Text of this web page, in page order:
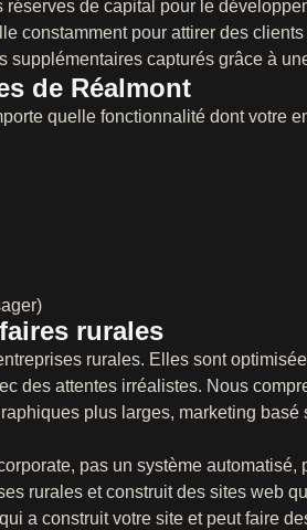
de capital pour le
constamment pour attirer des
capturés grâce à
de Réalmont
quelle fonctionnalité dont votre
rurales
rurales. Elles sont
des attentes irréalistes. Nous
plus larges, marketing
pas un système
rurales et construit des sites web
a construit votre site et peut faire